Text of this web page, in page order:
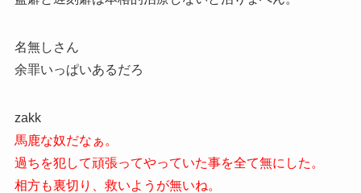
名無しさん
余罪いっぱいあるだろ
zakk
馬鹿な奴だなぁ。
過ちを犯して頑張ってやっていた事を全て無にした。
相方も裏切り、救いようが無いね。